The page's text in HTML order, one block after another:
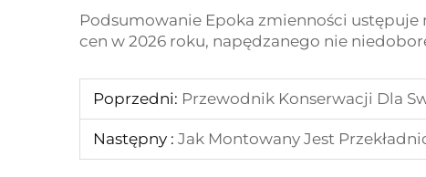
Podsumowanie Epoka zmienności
cen w 2026 roku, napędzanego nie
Poprzedni: Przewodnik Konserwacji Dla
Następny : Jak Montowany Jest